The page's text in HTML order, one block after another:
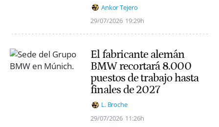
Ankor Tejero
29/07/2026 19:29h
El fabricante alemán
BMW recortará 8.000
puestos de trabajo hasta
finales de 2027
L. Broche
29/07/2026 11:26h